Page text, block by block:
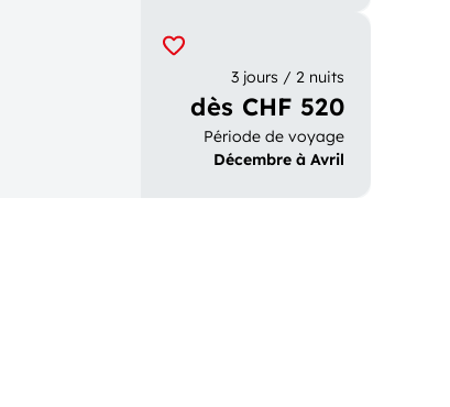
3 jours / 2 nuits
dès CHF 520
Période de voyage
Décembre à Avril